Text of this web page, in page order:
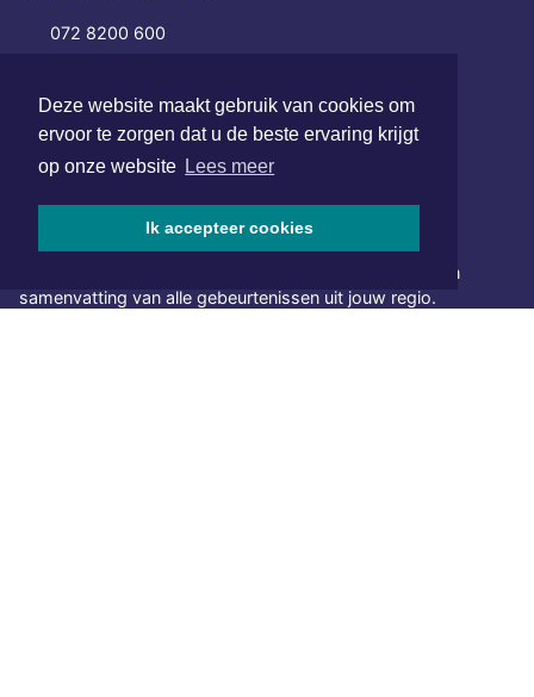
Deze website maakt gebruik van cookies om
ervoor te zorgen dat u de beste ervaring krijgt
op onze website Lees meer
Ik accepteer cookies
072 8200 600
SOCIAL MEDIA
NIEUWSBRIEF AANMELDEN
Schrijf je in voor onze nieuwsbrief en krijg wekelijks een
samenvatting van alle gebeurtenissen uit jouw regio.